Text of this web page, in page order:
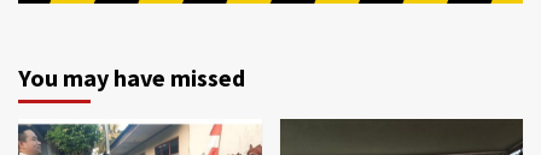
You may have missed